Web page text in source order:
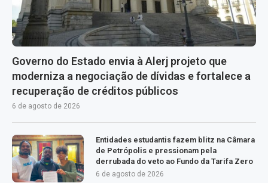
Governo do Estado envia à Alerj projeto que
moderniza a negociação de dívidas e fortalece a
recuperação de créditos públicos
6 de agosto de 2026
Entidades estudantis fazem blitz na Câmara
de Petrópolis e pressionam pela
derrubada do veto ao Fundo da Tarifa Zero
6 de agosto de 2026